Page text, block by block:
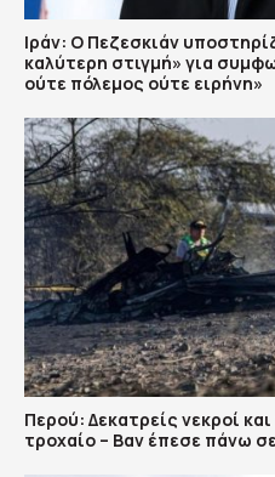
Ιράν: Ο Πεζεσκιάν
καλύτερη στιγμή» για
ούτε πόλεμος ούτε ειρήνη»
Περού: Δεκατρείς νεκροί
τροχαίο – Βαν έπεσε πάνω